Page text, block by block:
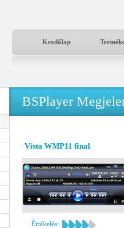
Kezdőlap
BSPlayer
Vista WMP11 final
Értékelés: